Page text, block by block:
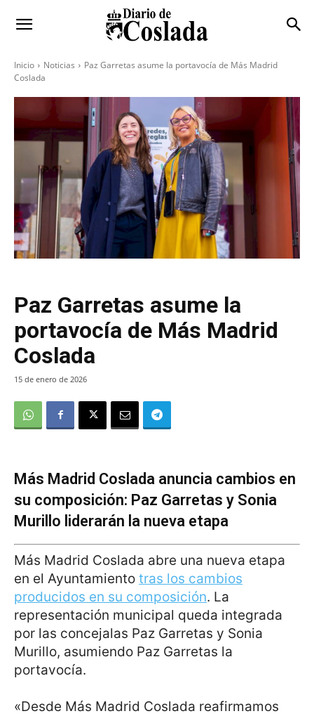
Inicio Noticias
Paz Garretas asume la portavocía de Más Madrid
Coslada
Paz Garretas asume la
portavocía de Más Madrid
Coslada
15 de enero de 2026
Más Madrid Coslada anuncia cambios en
su composición: Paz Garretas y Sonia
Murillo liderarán la nueva etapa
Más Madrid Coslada abre una nueva etapa
en el Ayuntamiento tras los cambios
producidos en su composición. La
representación municipal queda integrada
por las concejalas Paz Garretas y Sonia
Murillo, asumiendo Paz Garretas la
portavocía.
«Desde Más Madrid Coslada reafirmamos